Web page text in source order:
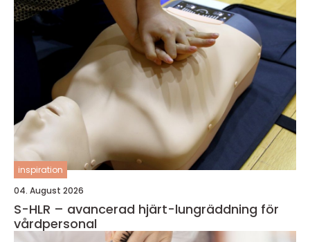
inspiration
04. August 2026
S-HLR – avancerad hjärt-lungräddning för
vårdpersonal